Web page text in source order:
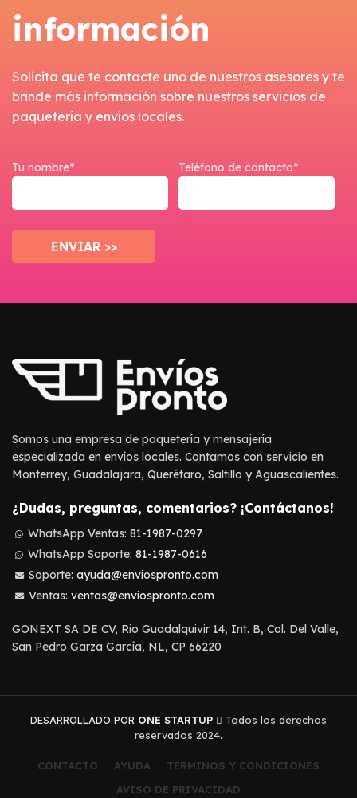
información
Solicita que te contacte uno de nuestros asesores y te
brinde más información sobre nuestros servicios de
paquetería y envíos locales.
Tu nombre* Teléfono de contacto*
Somos una empresa de paquetería y mensajería
especializada en envíos locales. Contamos con servicio en
Monterrey, Guadalajara, Querétaro, Saltillo y Aguascalientes.
¿Dudas, preguntas, comentarios? ¡Contáctanos!
WhatsApp Ventas: 81-1987-0297
WhatsApp Soporte: 81-1987-0616
Soporte: ayuda@enviospronto.com
Ventas: ventas@enviospronto.com
GONEXT SA DE CV, Rio Guadalquivir 14, Int. B, Col. Del Valle,
San Pedro Garza García, NL, CP 66220
DESARROLLADO POR ONE STARTUP
Todos los derechos
reservados 2024.
CONTACTO AYUDA
TÉRMINOS Y CONDICIONES
AVISO DE PRIVACIDAD